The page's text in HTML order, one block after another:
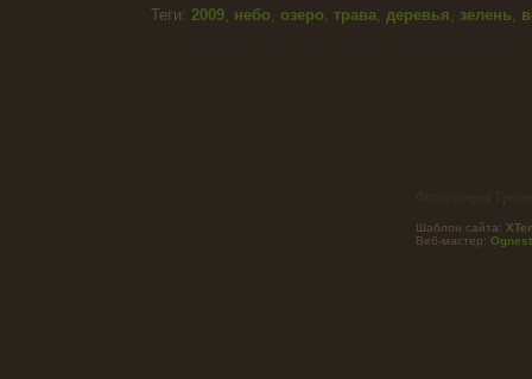
Теги: 2009, небо, озеро, трава, деревья, зелень,
Шаблон сайта:
Веб-мастер: